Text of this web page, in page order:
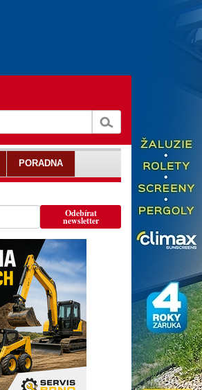
Odebírat
newsletter
PORADNA